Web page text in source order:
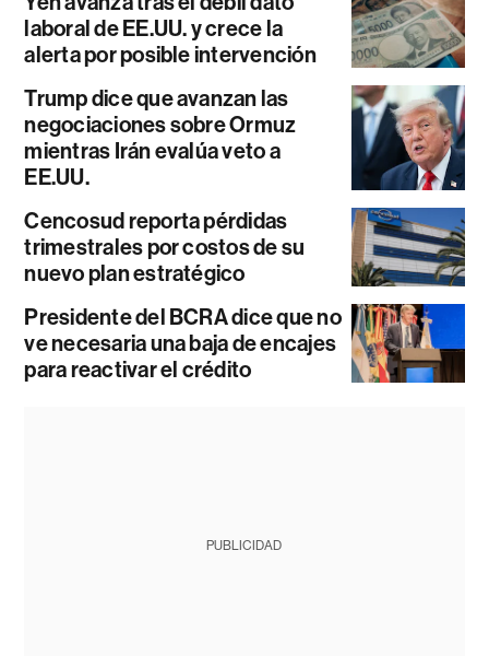
laboral de EE.UU. y crece la
alerta por posible intervención
Trump dice que avanzan las
negociaciones sobre Ormuz
mientras Irán evalúa veto a
EE.UU.
Cencosud reporta pérdidas
trimestrales por costos de su
nuevo plan estratégico
Presidente del BCRA dice que no
ve necesaria una baja de encajes
para reactivar el crédito
PUBLICIDAD